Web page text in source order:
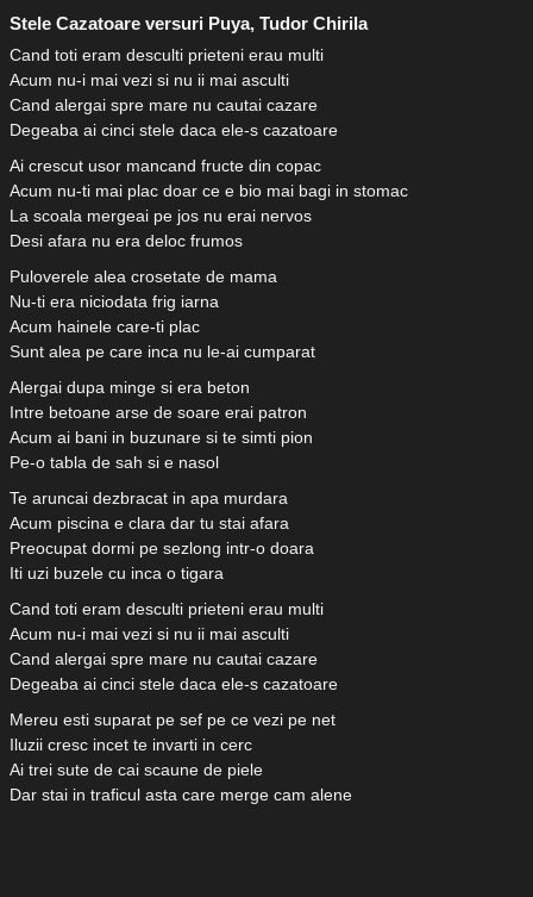
Stele Cazatoare versuri Puya, Tudor Chirila
Cand toti eram desculti prieteni erau multi
Acum nu-i mai vezi si nu ii mai asculti
Cand alergai spre mare nu cautai cazare
Degeaba ai cinci stele daca ele-s cazatoare
Ai crescut usor mancand fructe din copac
Acum nu-ti mai plac doar ce e bio mai bagi in stomac
La scoala mergeai pe jos nu erai nervos
Desi afara nu era deloc frumos
Puloverele alea crosetate de mama
Nu-ti era niciodata frig iarna
Acum hainele care-ti plac
Sunt alea pe care inca nu le-ai cumparat
Alergai dupa minge si era beton
Intre betoane arse de soare erai patron
Acum ai bani in buzunare si te simti pion
Pe-o tabla de sah si e nasol
Te aruncai dezbracat in apa murdara
Acum piscina e clara dar tu stai afara
Preocupat dormi pe sezlong intr-o doara
Iti uzi buzele cu inca o tigara
Cand toti eram desculti prieteni erau multi
Acum nu-i mai vezi si nu ii mai asculti
Cand alergai spre mare nu cautai cazare
Degeaba ai cinci stele daca ele-s cazatoare
Mereu esti suparat pe sef pe ce vezi pe net
Iluzii cresc incet te invarti in cerc
Ai trei sute de cai scaune de piele
Dar stai in traficul asta care merge cam alene